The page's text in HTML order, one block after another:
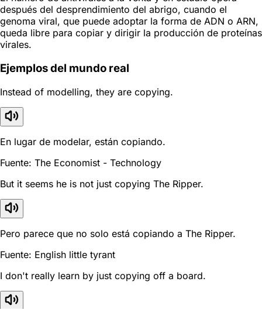
después del desprendimiento del abrigo, cuando el
genoma viral, que puede adoptar la forma de ADN o ARN,
queda libre para copiar y dirigir la producción de proteínas
virales.
Ejemplos del mundo real
Instead of modelling, they are copying.
En lugar de modelar, están copiando.
Fuente: The Economist - Technology
But it seems he is not just copying The Ripper.
Pero parece que no solo está copiando a The Ripper.
Fuente: English little tyrant
I don't really learn by just copying off a board.